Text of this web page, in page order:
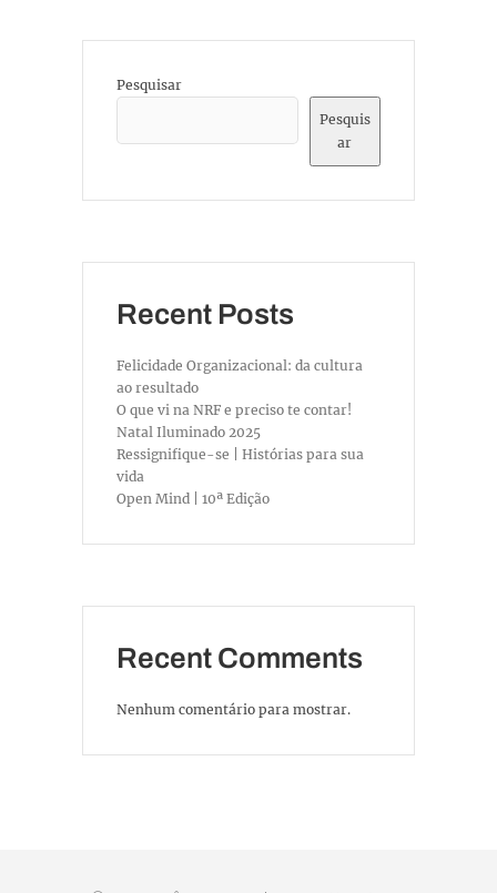
Pesquisar
Pesquis
ar
Recent Posts
Felicidade Organizacional: da cultura
ao resultado
O que vi na NRF e preciso te contar!
Natal Iluminado 2025
Ressignifique-se | Histórias para sua
vida
Open Mind | 10ª Edição
Recent Comments
Nenhum comentário para mostrar.